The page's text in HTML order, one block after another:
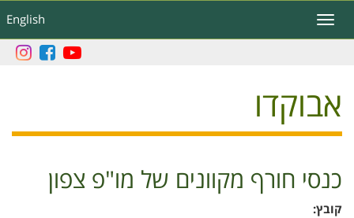
לתוכן
העיקרי
English
Toggle
navigation
אבוקדו
כנסי חורף מקוונים של מו"פ צפון
קובץ